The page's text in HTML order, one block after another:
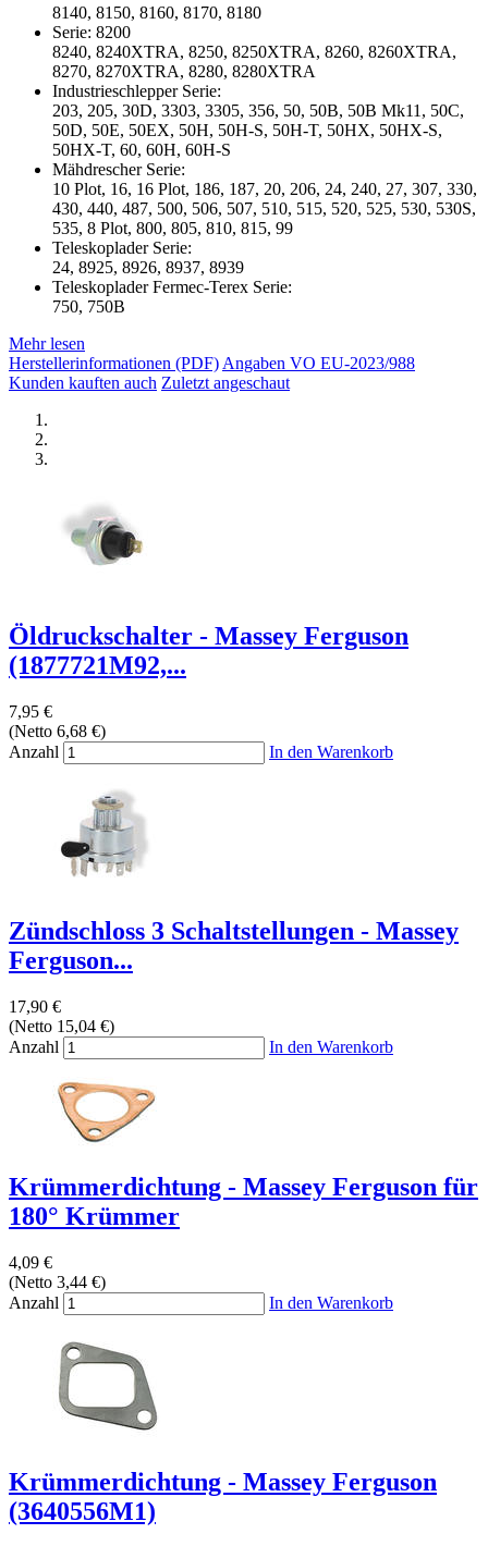
8140, 8150, 8160, 8170, 8180
Serie: 8200
8240, 8240XTRA, 8250, 8250XTRA, 8260, 8260XTRA,
8270, 8270XTRA, 8280, 8280XTRA
Industrieschlepper Serie:
203, 205, 30D, 3303, 3305, 356, 50, 50B, 50B Mk11, 50C,
50D, 50E, 50EX, 50H, 50H-S, 50H-T, 50HX, 50HX-S,
50HX-T, 60, 60H, 60H-S
Mähdrescher Serie:
10 Plot, 16, 16 Plot, 186, 187, 20, 206, 24, 240, 27, 307, 330,
430, 440, 487, 500, 506, 507, 510, 515, 520, 525, 530, 530S,
535, 8 Plot, 800, 805, 810, 815, 99
Teleskoplader Serie:
24, 8925, 8926, 8937, 8939
Teleskoplader Fermec-Terex Serie:
750, 750B
Mehr lesen
Herstellerinformationen (PDF)Angaben VO EU-2023/988
Kunden kauften auch Zuletzt angeschaut
Öldruckschalter - Massey Ferguson
(1877721M92,...
7,95 €
(Netto 6,68 €)
Anzahl
In den Warenkorb
Zündschloss 3 Schaltstellungen - Massey
Ferguson...
17,90 €
(Netto 15,04 €)
Anzahl
In den Warenkorb
Krümmerdichtung - Massey Ferguson für
180° Krümmer
4,09 €
(Netto 3,44 €)
Anzahl
In den Warenkorb
Krümmerdichtung - Massey Ferguson
(3640556M1)